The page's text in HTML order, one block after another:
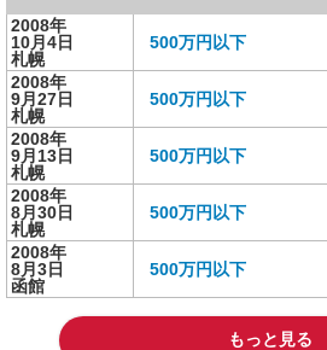
2008年
10月4日
札幌
500万円以下
2008年
9月27日
札幌
500万円以下
2008年
9月13日
札幌
500万円以下
2008年
8月30日
札幌
500万円以下
2008年
8月3日
函館
500万円以下
もっと見る